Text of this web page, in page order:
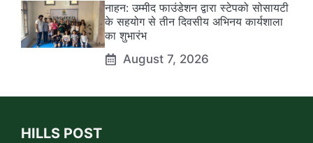
नाहन: उम्मीद फाउंडेशन द्वारा स्टेपको सोसायटी
के सहयोग से तीन दिवसीय अभिनय कार्यशाला
का शुभारंभ
August 7, 2026
HILLS POST